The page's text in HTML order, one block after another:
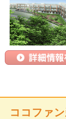
ココファ